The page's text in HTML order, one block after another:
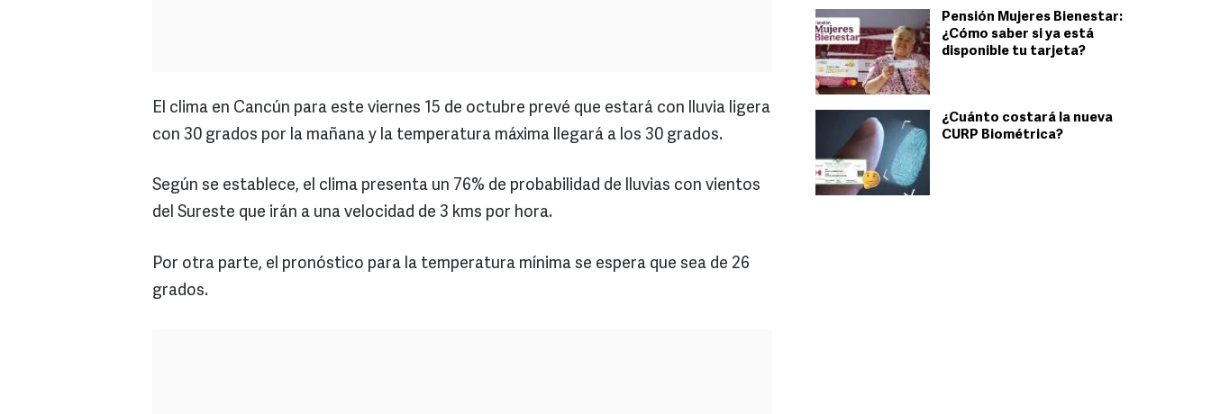
Pensión Mujeres Bienestar:
¿Cómo saber si ya está
disponible tu tarjeta?
¿Cuánto costará la nueva
CURP Biométrica?
El clima en Cancún para este viernes 15 de octubre prevé que estará con lluvia ligera
con 30 grados por la mañana y la temperatura máxima llegará a los 30 grados.
Según se establece, el clima presenta un 76% de probabilidad de lluvias con vientos
del Sureste que irán a una velocidad de 3 kms por hora.
Por otra parte, el pronóstico para la temperatura mínima se espera que sea de 26
grados.